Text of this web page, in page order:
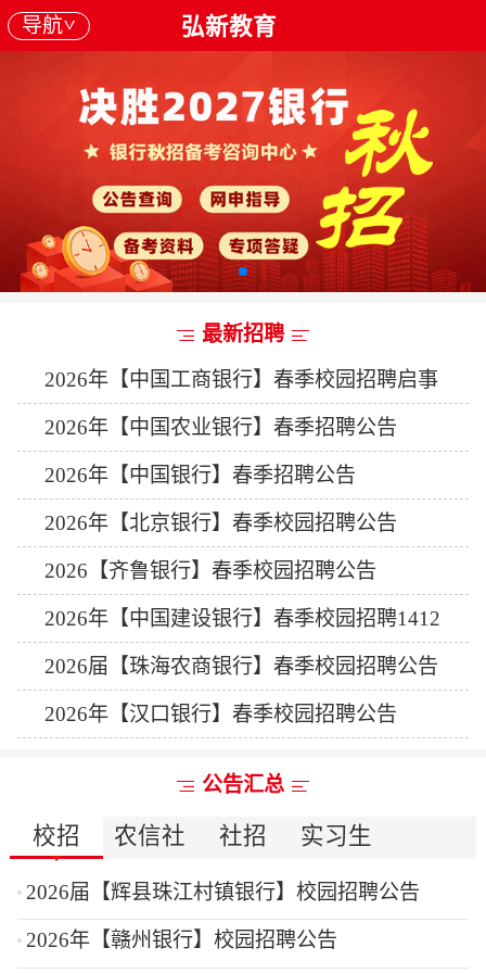
导航 弘新教育
最新招聘
2026年【中国工商银行】春季校园招聘启事
2026年【中国农业银行】春季招聘公告
2026年【中国银行】春季招聘公告
2026年【北京银行】春季校园招聘公告
2026【齐鲁银行】春季校园招聘公告
2026年【中国建设银行】春季校园招聘1412
人公告
2026届【珠海农商银行】春季校园招聘公告
2026年【汉口银行】春季校园招聘公告
公告汇总
校招 农信社 社招 实习生
2026届【辉县珠江村镇银行】校园招聘公告
2026年【赣州银行】校园招聘公告